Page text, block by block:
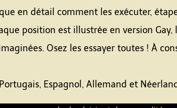
en détail comment les exécuter,
position est illustrée en version
Osez les essayer toutes ! À
Espagnol, Allemand et